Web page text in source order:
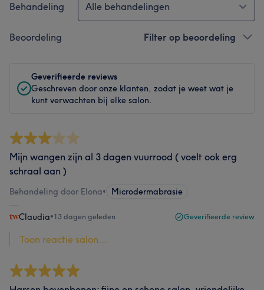
Behandeling Alle behandelingen
Beoordeling Filter op beoordeling
Geverifieerde reviews
Geschreven door onze klanten, zodat je weet wat je
kunt verwachten bij elke salon.
Mijn wangen zijn al 3 dagen vuurrood ( voelt ook erg
schraal aan )
Behandeling door Elona• Microdermabrasie
Claudia•13 dagen geleden Geverifieerde review
Toon reactie salon...